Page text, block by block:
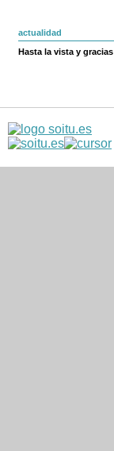
actualidad
Hasta la vista y gracias